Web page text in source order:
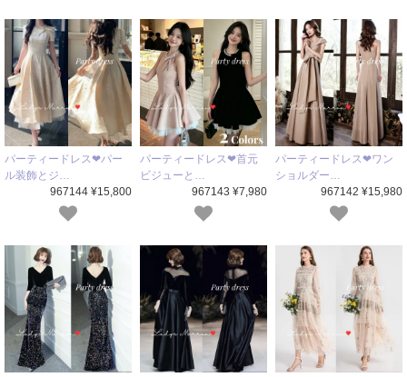
パーティードレス❤パー
ル装飾とジ…
967144 ¥15,800
パーティードレス❤首元
ビジューと…
967143 ¥7,980
パーティードレス❤ワン
ショルダー…
967142 ¥15,980